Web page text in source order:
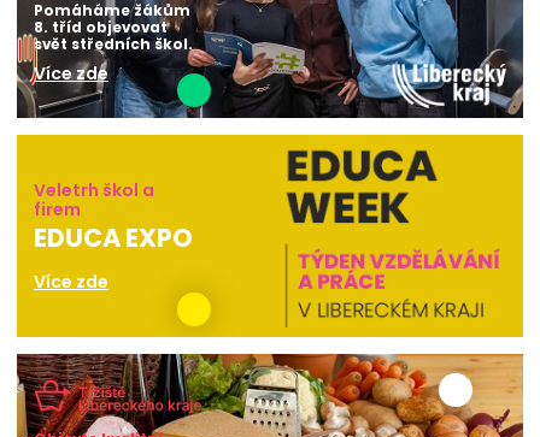
Pomáháme žákům
8. tříd objevovat
svět středních škol.
Více zde
Veletrh škol a
firem
EDUCA EXPO
Více zde